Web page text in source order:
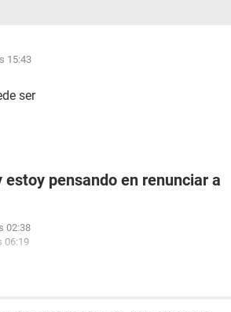
15:43
ser
estoy pensando en renunciar a
02:38
06:19